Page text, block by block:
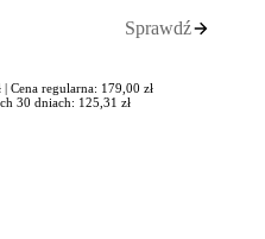
Sprawdź
| Cena regularna: 179,00 zł
30 dniach: 125,31 zł